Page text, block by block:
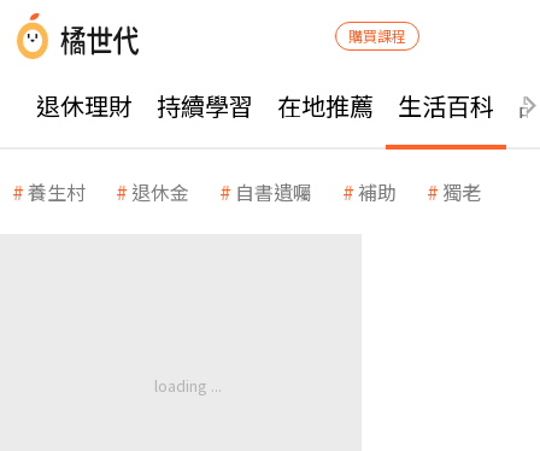
購買課程
退休理財 持續學習 在地推薦 生活百科
養生村 退休金 自書遺囑 補助 獨老